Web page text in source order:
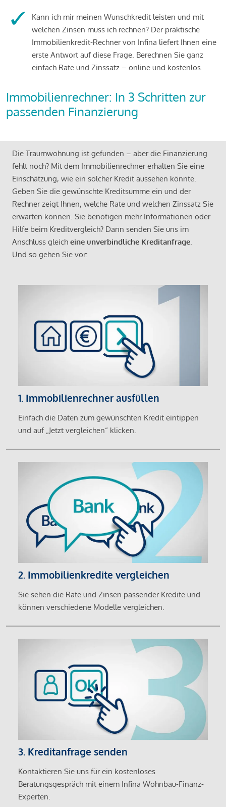
Kann ich mir meinen Wunschkredit leisten und mit
welchen Zinsen muss ich rechnen? Der praktische
Immobilienkredit-Rechner von Infina liefert Ihnen eine
erste Antwort auf diese Frage. Berechnen Sie ganz
einfach Rate und Zinssatz – online und kostenlos.
Immobilienrechner: In 3 Schritten zur
passenden Finanzierung
Die Traumwohnung ist gefunden – aber die Finanzierung
fehlt noch? Mit dem Immobilienrechner erhalten Sie eine
Einschätzung, wie ein solcher Kredit aussehen könnte.
Geben Sie die gewünschte Kreditsumme ein und der
Rechner zeigt Ihnen, welche Rate und welchen Zinssatz Sie
erwarten können. Sie benötigen mehr Informationen oder
Hilfe beim Kreditvergleich? Dann senden Sie uns im
Anschluss gleich eine unverbindliche Kreditanfrage.
Und so gehen Sie vor:
1. Immobilienrechner ausfüllen
Einfach die Daten zum gewünschten Kredit eintippen
und auf „Jetzt vergleichen“ klicken.
2. Immobilienkredite vergleichen
Sie sehen die Rate und Zinsen passender Kredite und
können verschiedene Modelle vergleichen.
3. Kreditanfrage senden
Kontaktieren Sie uns für ein kostenloses
Beratungsgespräch mit einem Infina Wohnbau-Finanz-
Experten.